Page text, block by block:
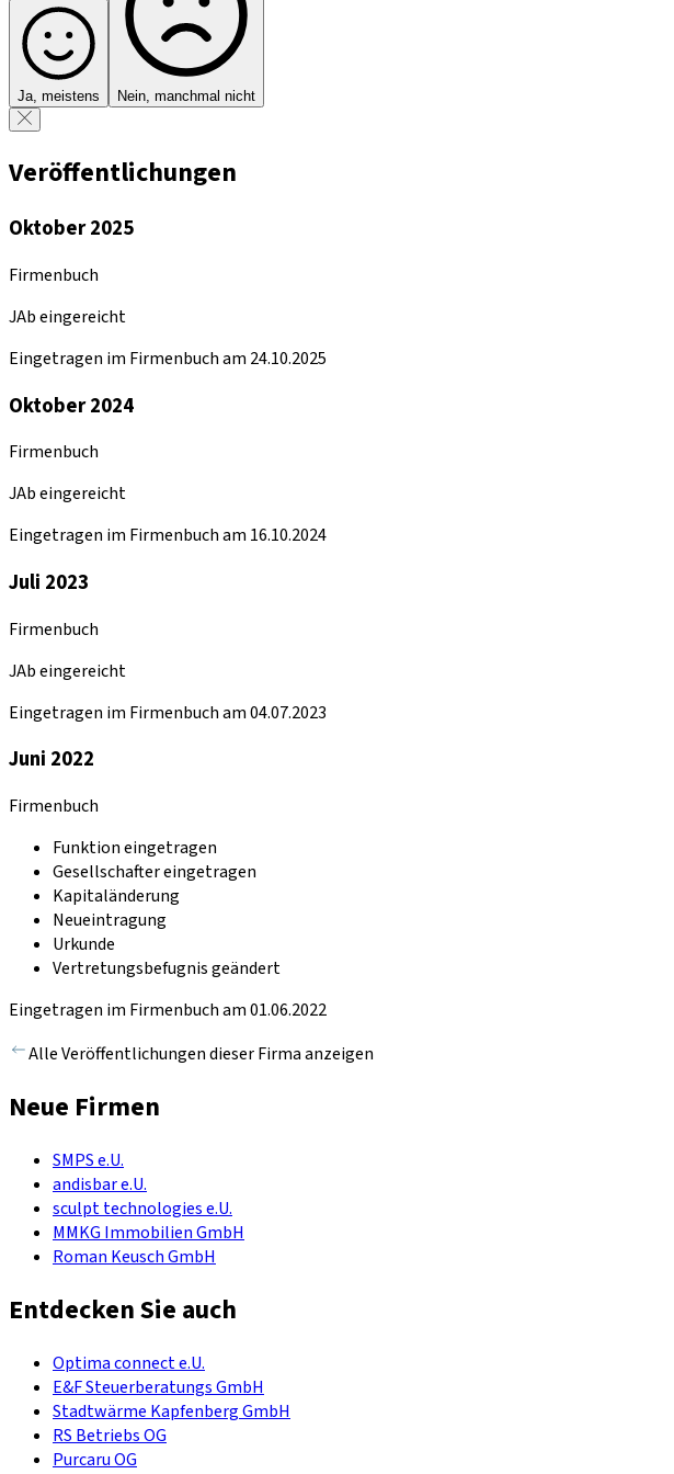
Ja, meistens Nein, manchmal nicht
Veröffentlichungen
Oktober 2025
Firmenbuch
JAb eingereicht
Eingetragen im Firmenbuch am 24.10.2025
Oktober 2024
Firmenbuch
JAb eingereicht
Eingetragen im Firmenbuch am 16.10.2024
Juli 2023
Firmenbuch
JAb eingereicht
Eingetragen im Firmenbuch am 04.07.2023
Juni 2022
Firmenbuch
Funktion eingetragen
Gesellschafter eingetragen
Kapitaländerung
Neueintragung
Urkunde
Vertretungsbefugnis geändert
Eingetragen im Firmenbuch am 01.06.2022
Alle Veröffentlichungen dieser Firma anzeigen
Neue Firmen
SMPS e.U.
andisbar e.U.
sculpt technologies e.U.
MMKG Immobilien GmbH
Roman Keusch GmbH
Entdecken Sie auch
Optima connect e.U.
E&F Steuerberatungs GmbH
Stadtwärme Kapfenberg GmbH
RS Betriebs OG
Purcaru OG